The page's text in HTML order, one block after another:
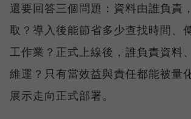
還要回答三個問題：資料由誰負責
取？導入後能節省多少查找時間、
工作業？正式上線後，誰負責資料
維運？只有當效益與責任都能被量
展示走向正式部署。